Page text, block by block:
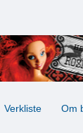
Verkliste Om